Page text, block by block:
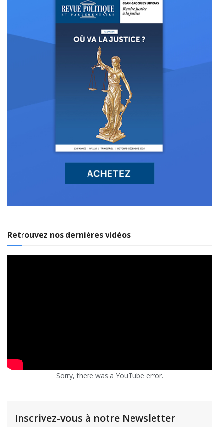
Retrouvez nos dernières vidéos
Sorry, there was a YouTube error.
Inscrivez-vous à notre Newsletter